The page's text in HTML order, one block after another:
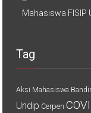
Mahasiswa FISIP
Tag
Aksi Mahasiswa
Undip Cerpen